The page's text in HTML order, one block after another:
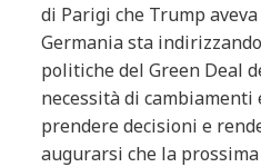
di Parigi che Trump
Germania sta
politiche del Green Deal
necessità di cambiamenti
prendere decisioni e
augurarsi che la